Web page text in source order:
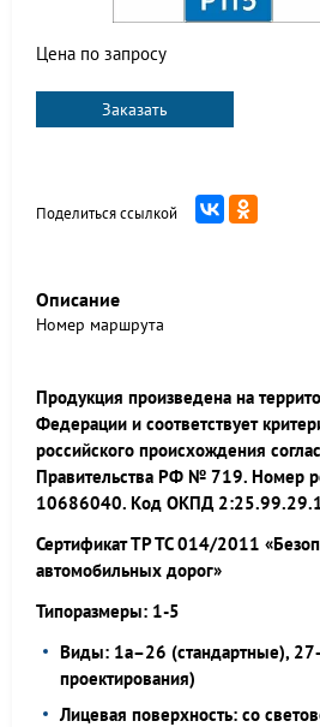
Цена по запросу
Заказать
Поделиться ссылкой
Описание
Номер маршрута
Продукция произведена на
Федерации и соответствует
российского происхождения
Правительства РФ № 719. Номер
10686040. Код ОКПД
Сертификат ТР ТС 014/2011
автомобильных дорог»
Типоразмеры: 1-5
Виды: 1а–26 (стандартные),
проектирования)
Лицевая поверхность: со